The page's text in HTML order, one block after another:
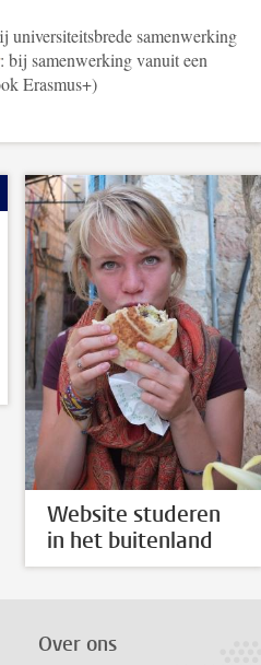
universiteitsbrede samenwerking
: bij samenwerking vanuit een
Erasmus+)
Website studeren
in het buitenland
Over ons